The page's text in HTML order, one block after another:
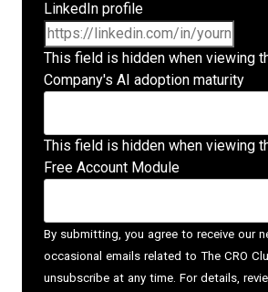
LinkedIn profile
This field is hidden when viewing
Company's AI adoption maturity
This field is hidden when viewing
Free Account Module
By submitting, you agree to receive our
occasional emails related to The CRO
unsubscribe at any time. For details,